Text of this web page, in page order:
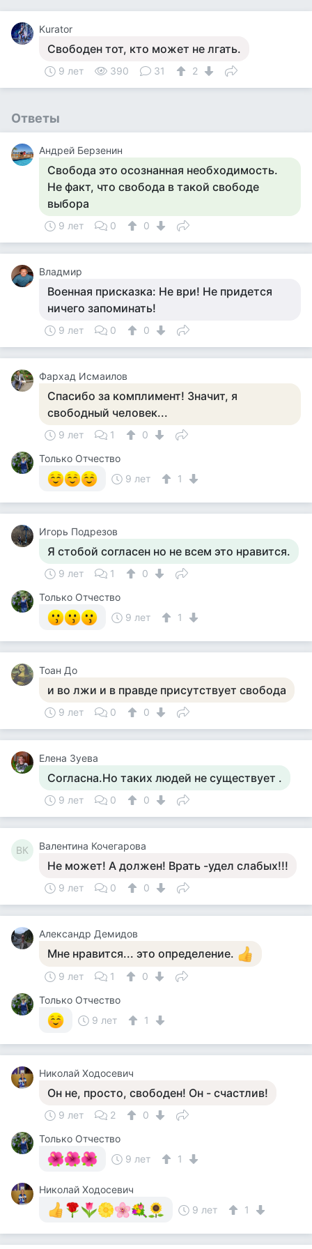
Kurator
Свободен тот, кто может не лгать.
9 лет 390 31 2
Ответы
Андрей Берзенин
Свобода это осознанная необходимость.
Не факт, что свобода в такой свободе
выбора
9 лет 0 0
Владмир
Военная присказка: Не ври! Не придется
ничего запоминать!
9 лет 0 0
Фархад Исмаилов
Спасибо за комплимент! Значит, я
свободный человек...
9 лет 1
0
Только Отчество
9 лет
1
Игорь Подрезов
Я стобой согласен но не всем это нравится.
9 лет 1
0
Только Отчество
9 лет
1
Тоан До
и во лжи и в правде присутствует свобода
9 лет 0 0
Елена Зуева
Согласна.Но таких людей не существует .
9 лет 0 0
ВК Валентина Кочегарова
Не может! А должен! Врать -удел слабых!!!
9 лет 0 0
Александр Демидов
Мне нравится... это определение.
9 лет 1
0
Только Отчество
9 лет
1
Николай Ходосевич
Он не, просто, свободен! Он - счастлив!
9 лет 2
0
Только Отчество
9 лет
1
Николай Ходосевич
9 лет
1